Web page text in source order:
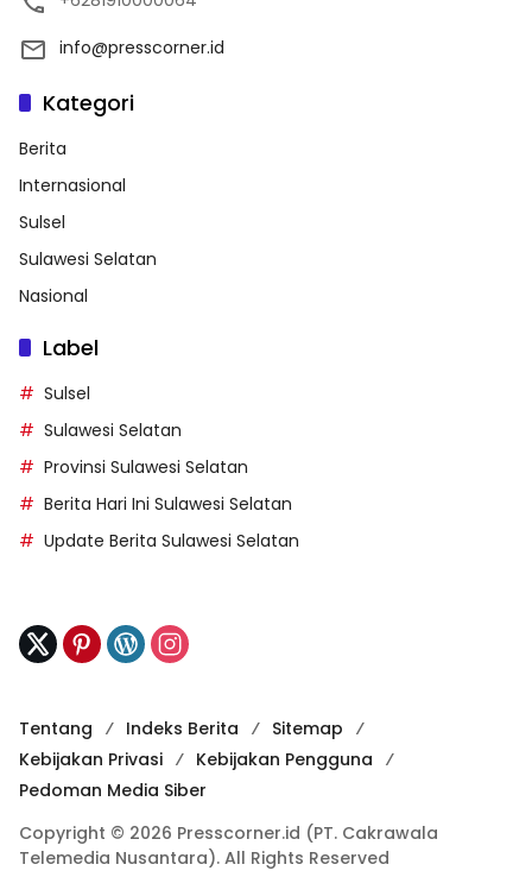
info@presscorner.id
Kategori
Berita
Internasional
Sulsel
Sulawesi Selatan
Nasional
Label
Sulsel
Sulawesi Selatan
Provinsi Sulawesi Selatan
Berita Hari Ini Sulawesi Selatan
Update Berita Sulawesi Selatan
Tentang Indeks Berita
Sitemap
Kebijakan Privasi
Kebijakan Pengguna
Pedoman Media Siber
Copyright © 2026 Presscorner.id (PT. Cakrawala
Telemedia Nusantara). All Rights Reserved